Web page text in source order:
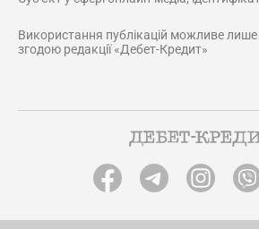
Використання публікацій можливе
згодою редакції «Дебет-Кредит»